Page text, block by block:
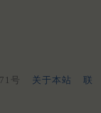
号 关于本站
联